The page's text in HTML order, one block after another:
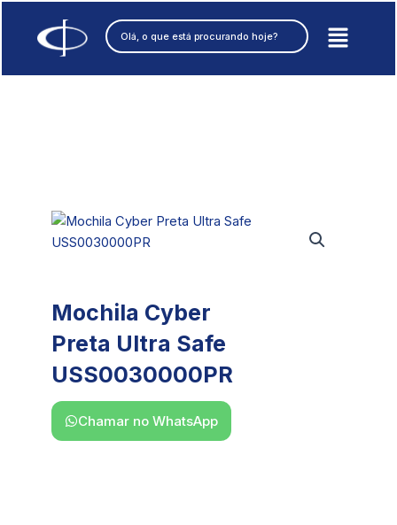
conteúdo
Pesquisar
Mochila Cyber
Preta Ultra Safe
USS0030000PR
Chamar no WhatsApp